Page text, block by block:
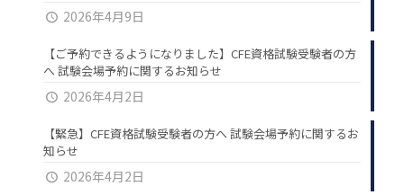
2026年4月9日
【ご予約できるようになりました】CFE資格試験受験者の方
へ 試験会場予約に関するお知らせ
2026年4月2日
【緊急】CFE資格試験受験者の方へ 試験会場予約に関するお
知らせ
2026年4月2日